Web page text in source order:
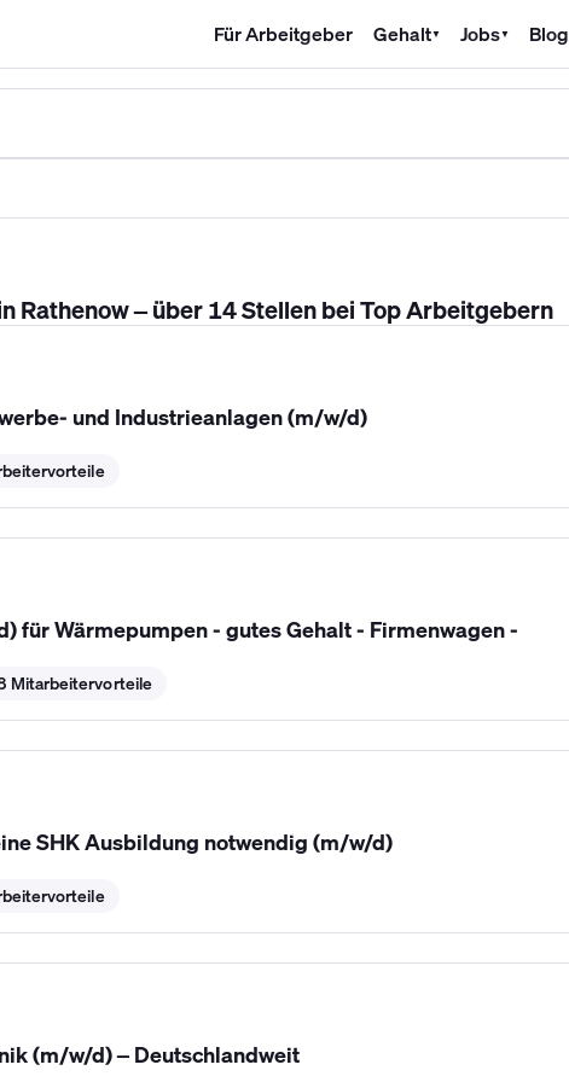
Für Arbeitgeber Gehalt▼ Jobs▼ Blog
Rathenow – über 14 Stellen bei Top Arbeitgebern
und Industrieanlagen (m/w/d)
für Wärmepumpen - gutes Gehalt - Firmenwagen -
Mitarbeitervorteile
SHK Ausbildung notwendig (m/w/d)
(m/w/d) – Deutschlandweit